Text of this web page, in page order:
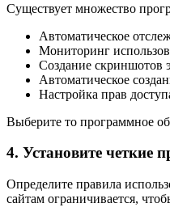
Существует множество
Автоматическое
Мониторинг
Создание скриншотов
Автоматическое
Настройка прав
Выберите то программное
4. Установите четкие
Определите правила
сайтам ограничивается,